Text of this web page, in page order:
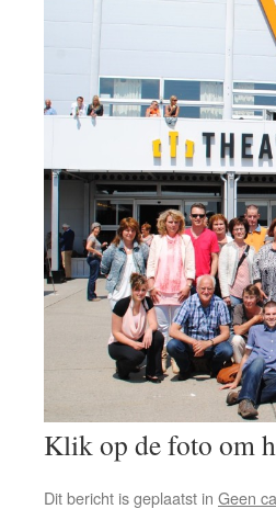
Klik op de foto om
Dit bericht is geplaatst in Geen